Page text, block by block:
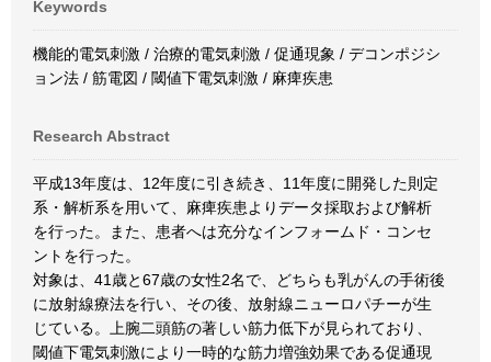
Keywords
機能的電気刺激 / 治療的電気刺激 / 促通現象 / デコンポジシ
ョン法 / 筋電図 / 閾値下電気刺激 / 麻痺疾患
Research Abstract
平成13年度は、12年度に引き続き、11年度に開発した則定
系・解析系を用いて、麻痺疾患よりデータ採取および解析
を行った。また、患者へは充分なインフォームド・コンセ
ントを行った。
対象は、41歳と67歳の女性2名で、どちらも乳がんの手術後
に放射線療法を行い、その後、放射線ニューロパチーが生
じている。上腕二頭筋の著しい筋力低下が見られており、
閾値下電気刺激により一時的な筋力増強効果である促通現